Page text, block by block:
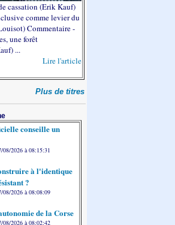
cassation (Erik Kauf)
comme levier du
Commentaire -
une forêt
...
Lire l'article
Plus de titres
conseille un
08/2026 à 08:15:31
à l'identique
?
08/2026 à 08:08:09
de la Corse
08/2026 à 08:02:42